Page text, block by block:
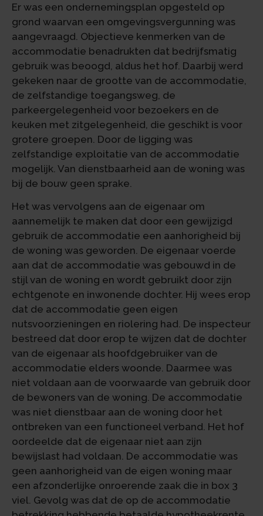
Er was een ondernemingsplan opgesteld op
grond waarvan een omgevingsvergunning was
aangevraagd. Objectieve kenmerken van de
accommodatie benadrukten dat bedrijfsmatig
gebruik was beoogd, aldus het hof. Daarbij werd
gekeken naar de grootte van de accommodatie,
de zelfstandige toegangsweg, de
parkeergelegenheid voor bezoekers en de
keuken met zitgelegenheid, die geschikt is voor
grotere groepen. Door de ligging was
zelfstandige exploitatie van de accommodatie
mogelijk. Van dienstbaarheid aan de woning was
bij de bouw geen sprake.
Het was vervolgens aan de eigenaar om
aannemelijk te maken dat door een gewijzigd
gebruik de accommodatie een aanhorigheid bij
de woning was geworden. De eigenaar voerde
aan dat de accommodatie was gebouwd in de
stijl van de woning en wordt gebruikt door zijn
echtgenote en inwonende dochter. Hij wees erop
dat de accommodatie geen eigen
nutsvoorzieningen en riolering had. De inspecteur
bestreed dat door erop te wijzen dat de dochter
van de eigenaar als hoofdgebruiker van de
accommodatie elders woonde. Daarmee was
niet voldaan aan de voorwaarde van gebruik door
de bewoners van de woning. De accommodatie
was niet dienstbaar aan de woning door het
ontbreken van een functioneel verband. Het hof
oordeelde dat de eigenaar niet aan zijn
bewijslast had voldaan. De accommodatie was
geen aanhorigheid van de eigen woning maar
een afzonderlijke onroerende zaak die in box 3
viel. Gevolg was dat de op de accommodatie